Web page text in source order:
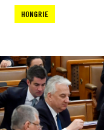
HONGRIE